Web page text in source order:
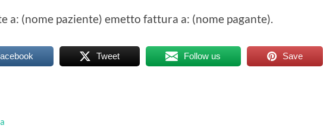
a: (nome paziente) emetto fattura a: (nome pagante).
Tweet Follow us Save